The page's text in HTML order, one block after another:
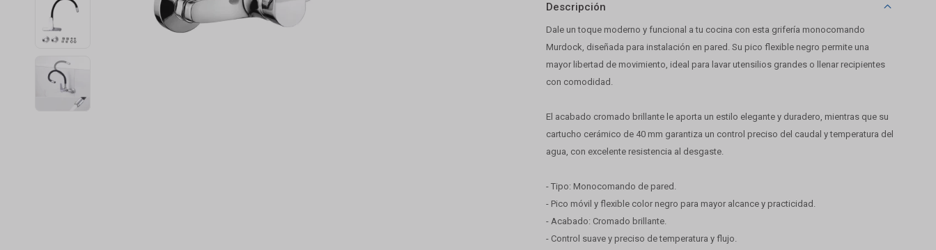
Descripción
Dale un toque moderno y funcional a tu cocina con esta grifería monocomando
Murdock, diseñada para instalación en pared. Su pico flexible negro permite una
mayor libertad de movimiento, ideal para lavar utensilios grandes o llenar recipientes
con comodidad.
El acabado cromado brillante le aporta un estilo elegante y duradero, mientras que su
cartucho cerámico de 40 mm garantiza un control preciso del caudal y temperatura del
agua, con excelente resistencia al desgaste.
- Tipo: Monocomando de pared.
- Pico móvil y flexible color negro para mayor alcance y practicidad.
- Acabado: Cromado brillante.
- Control suave y preciso de temperatura y flujo.